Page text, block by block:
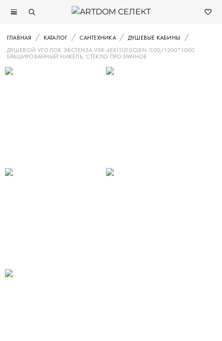
ГЛАВНАЯ КАТАЛОГ САНТЕХНИКА
ДУШЕВЫЕ КАБИНЫ
ДУШЕВОЙ УГОЛОК ЭКСТЕНЗА VSR-4EX111210CLBN 1100/1200*1000
БРАШИРОВАННЫЙ НИКЕЛЬ, СТЕКЛО ПРОЗРАЧНОЕ